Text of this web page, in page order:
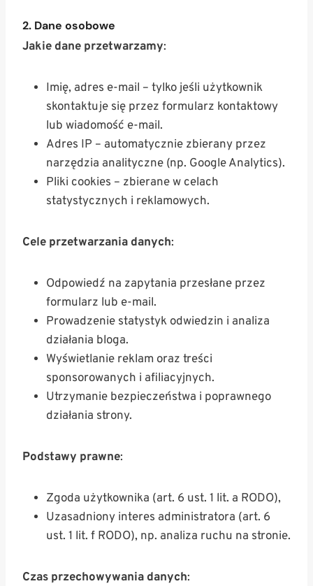
2. Dane osobowe
Jakie dane przetwarzamy:
Imię, adres e-mail – tylko jeśli użytkownik
skontaktuje się przez formularz kontaktowy
lub wiadomość e-mail.
Adres IP – automatycznie zbierany przez
narzędzia analityczne (np. Google Analytics).
Pliki cookies – zbierane w celach
statystycznych i reklamowych.
Cele przetwarzania danych:
Odpowiedź na zapytania przesłane przez
formularz lub e-mail.
Prowadzenie statystyk odwiedzin i analiza
działania bloga.
Wyświetlanie reklam oraz treści
sponsorowanych i afiliacyjnych.
Utrzymanie bezpieczeństwa i poprawnego
działania strony.
Podstawy prawne:
Zgoda użytkownika (art. 6 ust. 1 lit. a RODO),
Uzasadniony interes administratora (art. 6
ust. 1 lit. f RODO), np. analiza ruchu na stronie.
Czas przechowywania danych: